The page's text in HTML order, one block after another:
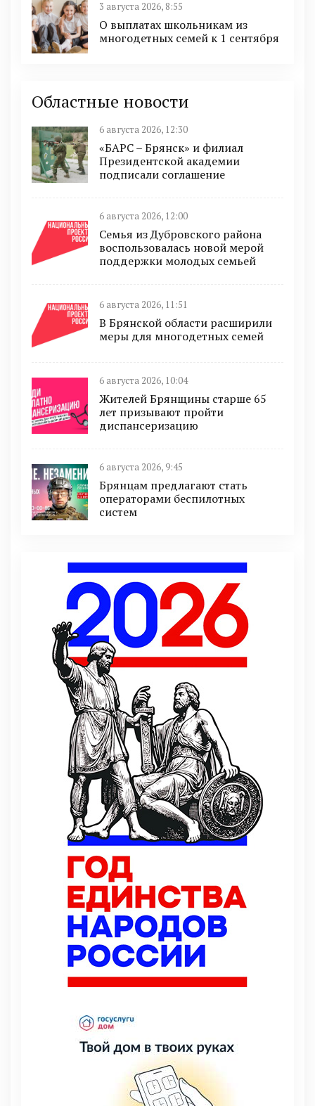
3 августа 2026, 8:55
О выплатах школьникам из
многодетных семей к 1 сентября
Областные новости
6 августа 2026, 12:30
«БАРС – Брянск» и филиал
Президентской академии
подписали соглашение
6 августа 2026, 12:00
Семья из Дубровского района
воспользовалась новой мерой
поддержки молодых семьей
6 августа 2026, 11:51
В Брянской области расширили
меры для многодетных семей
6 августа 2026, 10:04
Жителей Брянщины старше 65
лет призывают пройти
диспансеризацию
6 августа 2026, 9:45
Брянцам предлагают cтать
оперaтoрами бeспилотных
систeм